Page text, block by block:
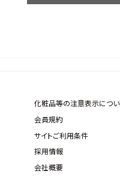
化粧品等の注意表示につい
会員規約
サイトご利用条件
採用情報
会社概要